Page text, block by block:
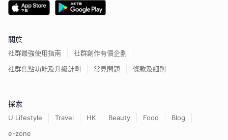
關於
社群最強使用指南
社群創作有價企劃
社群焦點功能及升級計劃
常見問題 條款及細則
探索
U Lifestyle Travel HK Beauty Food
Blog
e-zone